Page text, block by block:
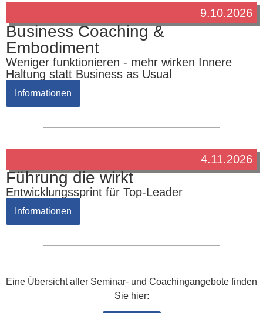
9.10.2026
Business Coaching &
Embodiment
Weniger funktionieren - mehr wirken Innere
Haltung statt Business as Usual
Informationen
4.11.2026
Führung die wirkt
Entwicklungssprint für Top-Leader
Informationen
Eine Übersicht aller Seminar- und Coachingangebote finden
Sie hier: